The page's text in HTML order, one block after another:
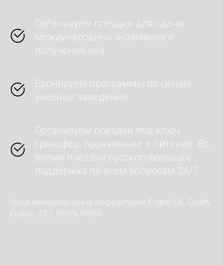
Организуем поездки для сдачи
международных экзаменов и
получения виз
Бронируем программы по ценам
учебных заведений
Организуем поездки под ключ:
трансфер, проживание и питание. Во
время поездки русскоговорящая
поддержка по всем вопросам 24/7
Наши международные аккредитации: English UK, Quality
English, ICEF, BBSN, WEBA.